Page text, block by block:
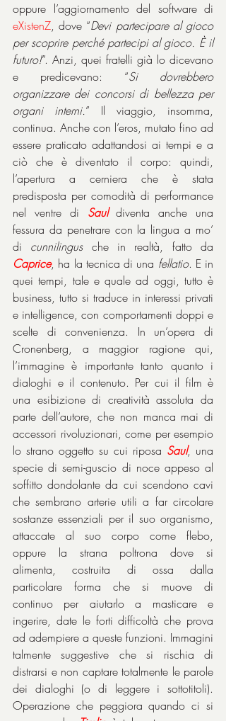
eXistenZ, dove “Devi partecipare al gioco
per scoprire perché partecipi al gioco. È il
futuro!”. Anzi, quei fratelli già lo dicevano
e predicevano: “Si dovrebbero
organizzare dei concorsi di bellezza per
organi interni.” Il viaggio, insomma,
continua. Anche con l’eros, mutato fino ad
essere praticato adattandosi ai tempi e a
ciò che è diventato il corpo: quindi,
l’apertura a cerniera che è stata
predisposta per comodità di performance
nel ventre di Saul diventa anche una
fessura da penetrare con la lingua a mo’
di cunnilingus
Caprice, ha la tecnica di una fellatio. E in
quei tempi, tale e quale ad oggi, tutto è
business, tutto si traduce in interessi privati
e intelligence, con comportamenti doppi e
scelte di convenienza. In un’opera di
Cronenberg, a maggior ragione qui,
l’immagine è importante tanto quanto i
dialoghi e il contenuto. Per cui il film è
una esibizione di creatività assoluta da
parte dell’autore, che non manca mai di
accessori rivoluzionari, come per esempio
lo strano oggetto su cui riposa Saul, una
specie di semi-guscio di noce appeso al
soffitto dondolante da cui scendono cavi
che sembrano arterie utili a far circolare
sostanze essenziali per il suo organismo,
attaccate al suo corpo come flebo,
oppure la strana poltrona dove si
alimenta, costruita di ossa dalla
particolare forma che si muove di
continuo per aiutarlo a masticare e
ingerire, date le forti difficoltà che prova
ad adempiere a queste funzioni. Immagini
talmente suggestive che si rischia di
distrarsi e non captare totalmente le parole
dei dialoghi (o di leggere i sottotitoli).
Operazione che peggiora quando ci si